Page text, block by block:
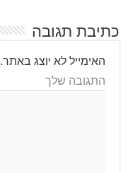
כתיבת תגובה
האימייל לא יוצג באתר.
התגובה שלך